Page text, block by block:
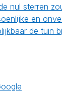
nul sterren
en
de tuin